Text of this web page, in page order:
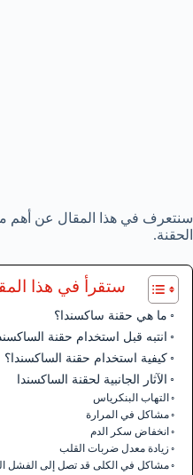
سنتعرف في هذا المقال عن أهم
الحقنة.
ستقرأ في هذا
ما هي حقنة ساكسندا؟
انتبه قبل استخدام حقنة
كيفية استخدام حقنة الساكسندا؟
الآثار الجانبية لحقنة الساكسندا
التهاب البنكرياس
مشاكل في المرارة
انخفاض سكر الدم
زيادة معدل ضربات القلب
مشاكل في الكلى قد تصل إلى الفشل